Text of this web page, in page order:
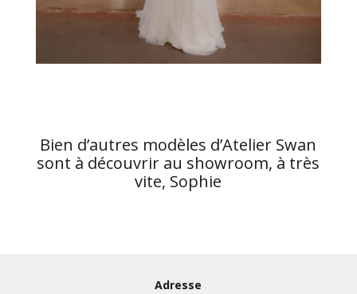
Bien d’autres modèles d’Atelier Swan
sont à découvrir au showroom, à très
vite, Sophie
Adresse